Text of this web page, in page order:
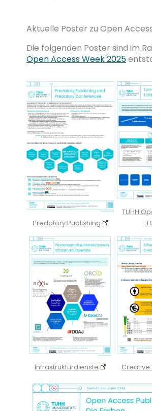
Aktuelle Poster zu Open
Die folgenden Poster sind im
Open Access Week 2025
Predatory Publishing
TUHH
Infrastrukturdienste Creative